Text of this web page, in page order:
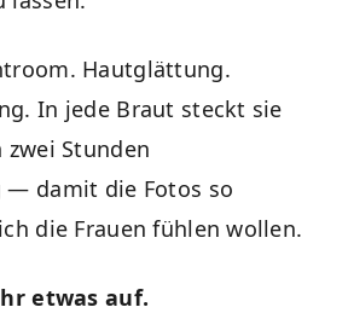
Hautglättung.
In jede Braut steckt sie
Stunden
— damit die Fotos so
die Frauen fühlen wollen.
etwas auf.